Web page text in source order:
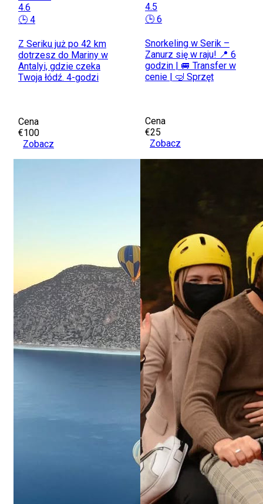
4.6
🕒 4
Z Seriku już po 42 km
dotrzesz do Mariny w
Antalyi, gdzie czeka
Twoja łódź. 4-godzi
Cena
€100
Zobacz
4.5
🕒 6
Snorkeling w Serik –
Zanurz się w raju! 📍 6
godzin | 🚐 Transfer w
cenie | 🤿 Sprzęt
Cena
€25
Zobacz